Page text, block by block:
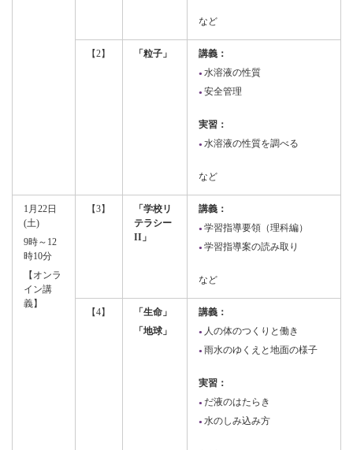
など
【2】 「粒子」
講義：
水溶液の性質
安全管理
実習：
水溶液の性質を調べる
など
1月22日
(土)
9時～12
時10分
【オンラ
イン講
義】
【3】
「学校リ
テラシー
II」
講義：
学習指導要領（理科編）
学習指導案の読み取り
など
【4】
「生命」
「地球」
講義：
人の体のつくりと働き
雨水のゆくえと地面の様子
実習：
だ液のはたらき
水のしみ込み方